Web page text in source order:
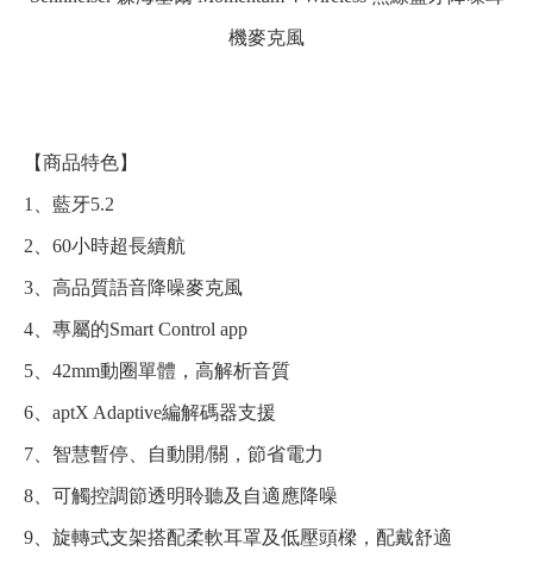
機麥克風
【商品特色】
1、藍牙5.2
2、60小時超長續航
3、高品質語音降噪麥克風
4、專屬的Smart Control app
5、42mm動圈單體，高解析音質
6、aptX Adaptive編解碼器支援
7、智慧暫停、自動開/關，節省電力
8、可觸控調節透明聆聽及自適應降噪
9、旋轉式支架搭配柔軟耳罩及低壓頭樑，配戴舒適